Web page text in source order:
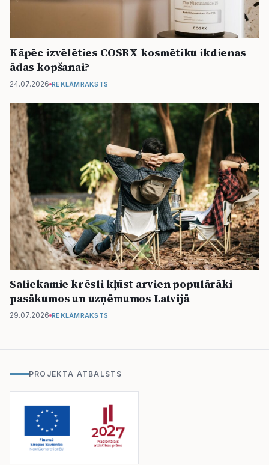
Kāpēc izvēlēties COSRX kosmētiku ikdienas
ādas kopšanai?
24.07.2026 REKLĀMRAKSTS
Saliekamie krēsli kļūst arvien populārāki
pasākumos un uzņēmumos Latvijā
29.07.2026 REKLĀMRAKSTS
PROJEKTA ATBALSTS